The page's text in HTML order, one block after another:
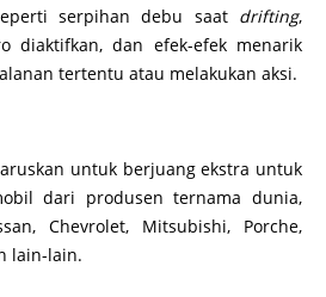
serpihan debu saat drifting,
diaktifkan, dan efek-efek menarik
tertentu atau melakukan aksi.
untuk berjuang ekstra untuk
dari produsen ternama dunia,
Chevrolet, Mitsubishi, Porche,
lain-lain.